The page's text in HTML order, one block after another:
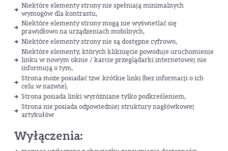
Niektóre elementy strony nie spełniają minimalnych
wymogów dla kontrastu,
Niektóre elementy strony mogą nie wyświetlać się
prawidłowo na urządzeniach mobilnych,
Niektóre elementy strony nie są dostępne cyfrowo,
Niektóre elementy, których kliknięcie powoduje uruchomienie
linku w nowym oknie / karcie przeglądarki internetowej nie
informują o tym,
Strona może posiadać tzw. krótkie linki (bez informacji o ich
celu w nazwie),
Strona posiada linki wyróżniane tylko podkreśleniem,
Strona nie posiada odpowiedniej struktury nagłówkowej
artykułów.
Wyłączenia: